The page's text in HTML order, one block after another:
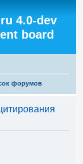
4.0-dev
board
форумов